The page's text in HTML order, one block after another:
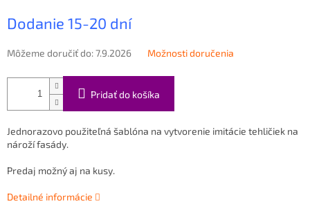
cena:
Dodanie 15-20 dní
Môžeme doručiť do:7.9.2026 Možnosti doručenia
Pridať do košíka
Jednorazovo použiteľná šablóna na vytvorenie imitácie tehličiek na
nároží fasády.
Predaj možný aj na kusy.
Detailné informácie